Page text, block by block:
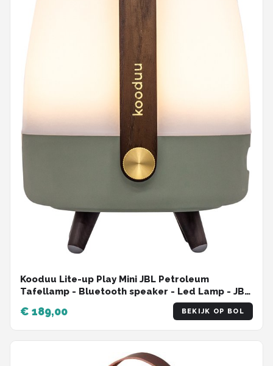
Kooduu Lite-up Play Mini JBL Petroleum
Tafellamp - Bluetooth speaker - Led Lamp - JBL
€ 189,00 BEKIJK OP BOL